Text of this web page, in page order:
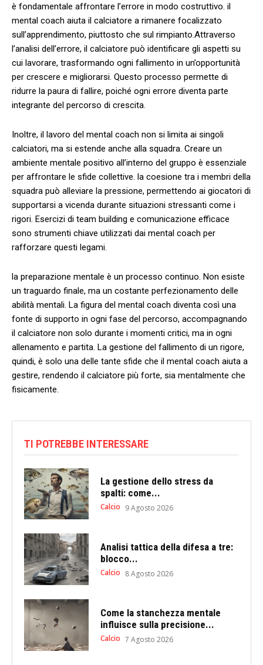
è fondamentale affrontare l’errore in modo costruttivo. il
mental coach aiuta il calciatore a rimanere focalizzato
sull’apprendimento, piuttosto⁢ che⁢ sul rimpianto.Attraverso
l’analisi dell’errore, il‍ calciatore può identificare gli aspetti su
cui lavorare, trasformando ogni fallimento in un’opportunità
per crescere e migliorarsi. Questo processo permette di
ridurre la ⁢paura di fallire, poiché ogni errore diventa parte
integrante del percorso di crescita.
Inoltre, il lavoro del mental coach non si limita ai singoli
⁣calciatori, ma si estende anche alla squadra. Creare un
ambiente mentale positivo all’interno del gruppo è essenziale
per affrontare le sfide collettive. la coesione tra i membri della
squadra può⁤ alleviare⁤ la pressione,‌ permettendo ai giocatori ​di
⁣supportarsi a vicenda durante situazioni stressanti come i
rigori. Esercizi di team building e comunicazione efficace
sono strumenti chiave utilizzati dai mental coach ⁤per
rafforzare questi ⁤legami.
la preparazione mentale è un ‍processo continuo. Non esiste
un traguardo⁤ finale, ‌ma un costante perfezionamento delle
abilità mentali. La figura del mental coach diventa così una
fonte di supporto ⁢in ogni fase del ⁢percorso, accompagnando
il ‍calciatore non solo durante i ⁢momenti critici, ma in ogni
allenamento ⁣e partita. La gestione del fallimento di⁣ un rigore,
quindi, ‌è solo una delle tante sfide che il mental coach aiuta a
gestire, rendendo il calciatore‍ più forte, sia mentalmente che
fisicamente.
TI POTREBBE INTERESSARE
La gestione dello stress da
spalti: come...
Calcio 9 Agosto 2026
Analisi tattica della difesa a tre:
blocco...
Calcio 8 Agosto 2026
Come la stanchezza mentale
influisce sulla precisione...
Calcio 7 Agosto 2026